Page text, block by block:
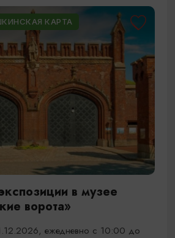
КАРТА
в музее
ворота»
ежедневно с 10:00 до